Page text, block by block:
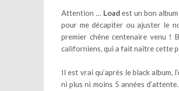
Attention … Load est un bon
pour me décapiter ou ajuster le
premier chêne centenaire venu !
californiens, qui a fait naître cette
Il est vrai qu’après le black album,
ni plus ni moins 5 années